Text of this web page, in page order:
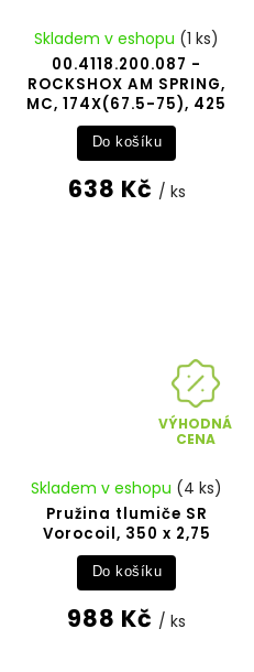
00.4118.200.087 -
ROCKSHOX AM SPRING,
MC, 174X(67.5-75), 425
Skladem v eshopu (1 ks)
638 Kč / ks
Do košíku
VÝHODNÁ
CENA
Pružina tlumiče SR
Vorocoil, 350 x 2,75
Skladem v eshopu (4 ks)
988 Kč / ks
Do košíku